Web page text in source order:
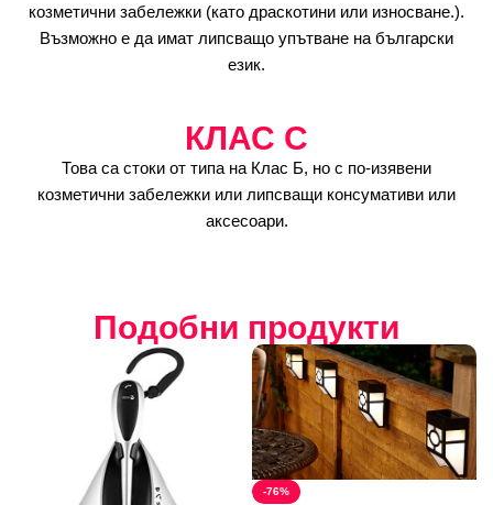
козметични забележки (като драскотини или износване.).
Възможно е да имат липсващо упътване на български
език.
КЛАС C
Това са стоки от типа на Клас Б, но с по-изявени
козметични забележки или липсващи консумативи или
аксесоари.
Подобни продукти
-76%